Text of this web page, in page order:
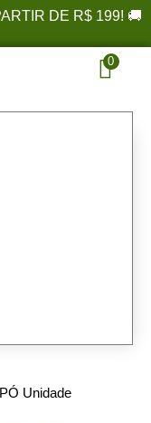
DE R$ 199! 🚚
0
Unidade